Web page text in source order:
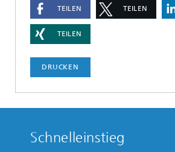
TEILEN TEILEN
TEILEN
DRUCKEN
Schnelleinstieg